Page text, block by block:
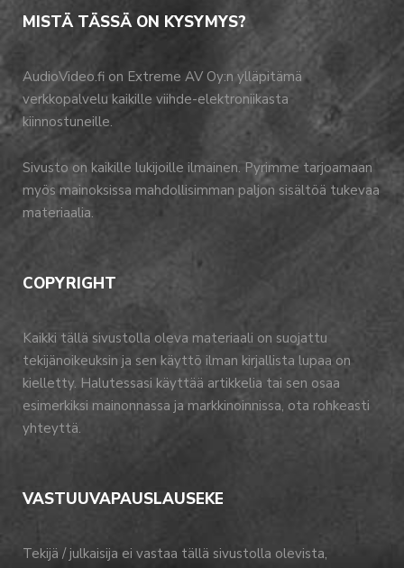
MISTÄ TÄSSÄ ON KYSYMYS?
AudioVideo.fi on Extreme AV Oy:n ylläpitämä
verkkopalvelu kaikille viihde-elektroniikasta
kiinnostuneille.
Sivusto on kaikille lukijoille ilmainen. Pyrimme tarjoamaan
myös mainoksissa mahdollisimman paljon sisältöä tukevaa
materiaalia.
COPYRIGHT
Kaikki tällä sivustolla oleva materiaali on suojattu
tekijänoikeuksin ja sen käyttö ilman kirjallista lupaa on
kielletty. Halutessasi käyttää artikkelia tai sen osaa
esimerkiksi mainonnassa ja markkinoinnissa, ota rohkeasti
yhteyttä.
VASTUUVAPAUSLAUSEKE
Tekijä / julkaisija ei vastaa tällä sivustolla olevista,